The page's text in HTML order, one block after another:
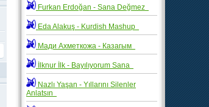
Furkan Erdoğan - Sana Değmez
Eda Alakuş - Kurdish Mashup
Мади Ахметкожа - Казагым
İlknur İlk - Bayılıyorum Sana
Nazlı Yaşan - Yıllarını Silenler
Anlatsın